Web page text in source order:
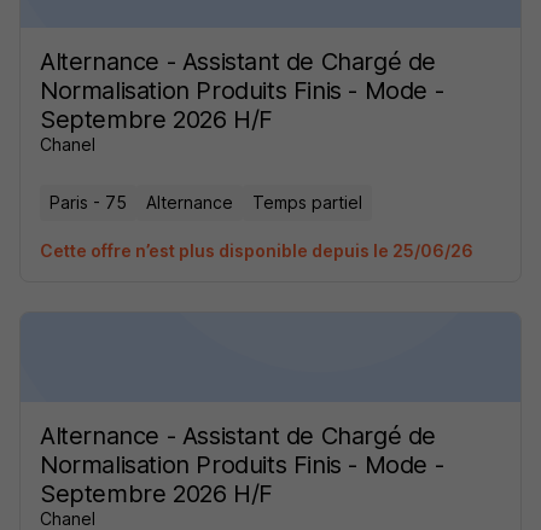
Alternance - Assistant de Chargé de
Normalisation Produits Finis - Mode -
Septembre 2026 H/F
Chanel
Paris - 75 Alternance Temps partiel
Cette offre n’est plus disponible depuis le 25/06/26
Alternance - Assistant de Chargé de
Normalisation Produits Finis - Mode -
Septembre 2026 H/F
Chanel